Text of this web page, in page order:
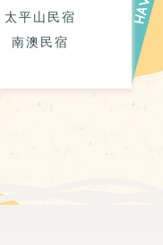
太平山民宿
南澳民宿